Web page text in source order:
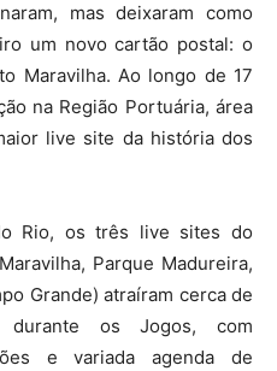
mas deixaram como
um novo cartão postal: o
Maravilha. Ao longo de 17
na Região Portuária, área
live site da história dos
Rio, os três live sites do
Parque Madureira,
Grande) atraíram cerca de
os Jogos, com
e variada agenda de